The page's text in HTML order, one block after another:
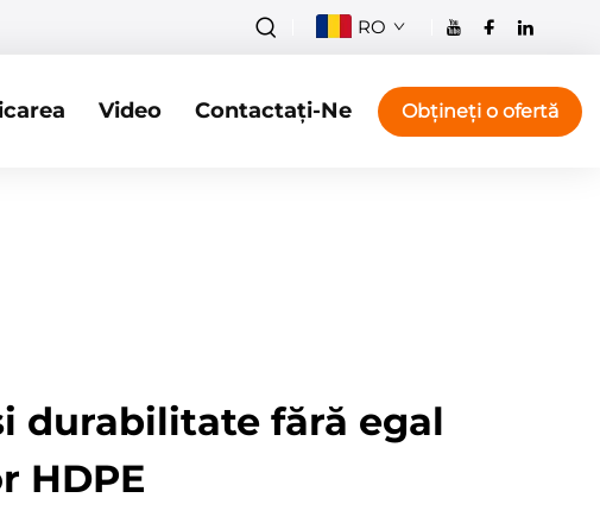
RO
Video Contactați-Ne Obțineți o ofertă
durabilitate fără egal
HDPE